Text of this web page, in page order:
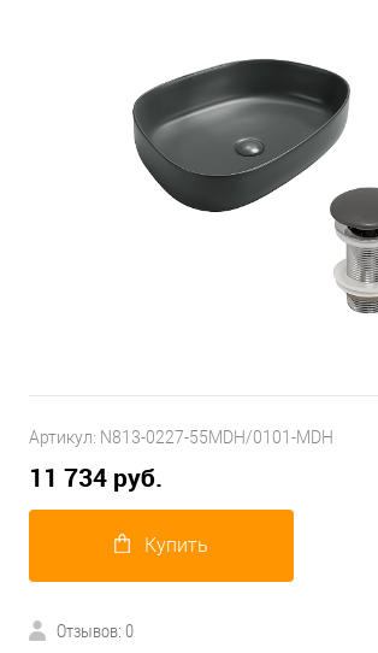
Артикул: N813-0227-55MDH/0101-MDH
11 734 руб.
Купить
Отзывов: 0